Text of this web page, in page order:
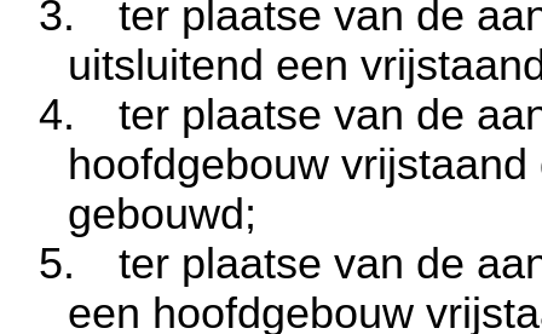
3.
ter plaatse van de
uitsluitend een
4.
ter plaatse van de
hoofdgebouw
gebouwd;
5.
ter plaatse van de
een hoofdgebouw